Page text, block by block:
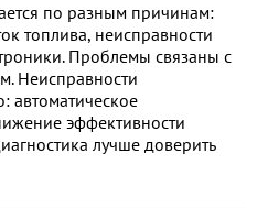
по разным причинам:
топлива, неисправности
Проблемы связаны с
Неисправности
автоматическое
эффективности
лучше доверить